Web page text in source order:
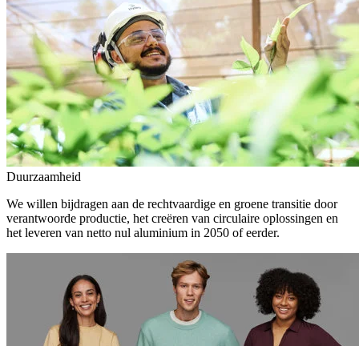
Duurzaamheid
We willen bijdragen aan de rechtvaardige en groene transitie door
verantwoorde productie, het creëren van circulaire oplossingen en
het leveren van netto nul aluminium in 2050 of eerder.